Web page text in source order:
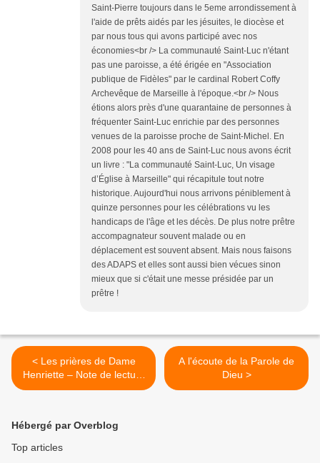
Saint-Pierre toujours dans le 5eme arrondissement à
l'aide de prêts aidés par les jésuites, le diocèse et
par nous tous qui avons participé avec nos
économies<br /> La communauté Saint-Luc n'étant
pas une paroisse, a été érigée en "Association
publique de Fidèles" par le cardinal Robert Coffy
Archevêque de Marseille à l'époque.<br /> Nous
étions alors près d'une quarantaine de personnes à
fréquenter Saint-Luc enrichie par des personnes
venues de la paroisse proche de Saint-Michel. En
2008 pour les 40 ans de Saint-Luc nous avons écrit
un livre : "La communauté Saint-Luc, Un visage
d’Église à Marseille" qui récapitule tout notre
historique. Aujourd'hui nous arrivons péniblement à
quinze personnes pour les célébrations vu les
handicaps de l'âge et les décès. De plus notre prêtre
accompagnateur souvent malade ou en
déplacement est souvent absent. Mais nous faisons
des ADAPS et elles sont aussi bien vécues sinon
mieux que si c'était une messe présidée par un
prêtre !
< Les prières de Dame
Henriette – Note de lecture
sur le livre « Jérusalem,
A l'écoute de la Parole de
Dieu >
Hébergé par Overblog
Top articles